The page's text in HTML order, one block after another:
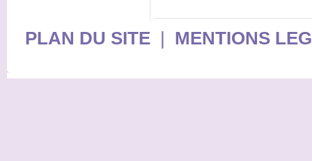
PLAN DU SITE| MENTIONS